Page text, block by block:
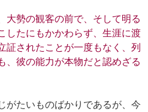
大勢の観客の前で、そして明る
したにもかかわらず、生涯に渡
証されたことが一度もなく、列
、彼の能力が本物だと認めざる
がたいものばかりであるが、今